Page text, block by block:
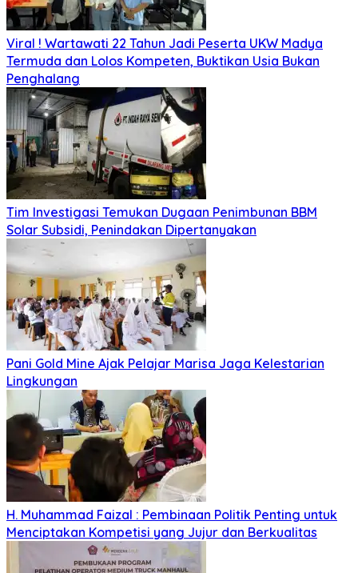
Viral ! Wartawati 22 Tahun Jadi Peserta UKW Madya
Termuda dan Lolos Kompeten, Buktikan Usia Bukan
Penghalang
Tim Investigasi Temukan Dugaan Penimbunan BBM
Solar Subsidi, Penindakan Dipertanyakan
Pani Gold Mine Ajak Pelajar Marisa Jaga Kelestarian
Lingkungan
H. Muhammad Faizal : Pembinaan Politik Penting untuk
Menciptakan Kompetisi yang Jujur dan Berkualitas